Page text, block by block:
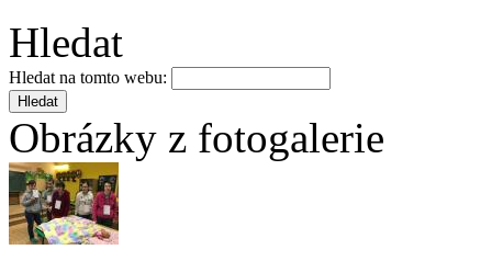
Hledat
Hledat na tomto webu:
Obrázky z fotogalerie